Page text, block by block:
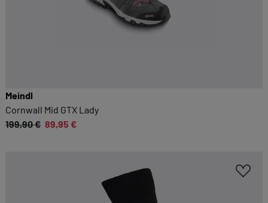
Meindl
Cornwall Mid GTX Lady
199,90 € 89,95 €